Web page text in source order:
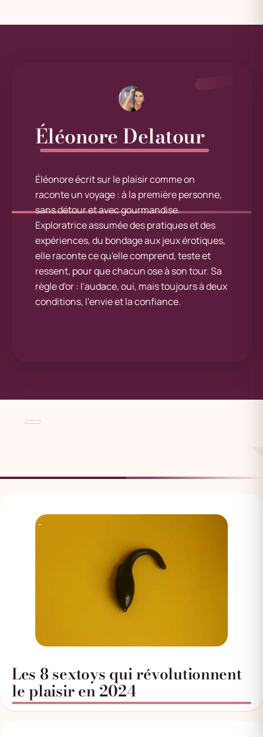
Éléonore Delatour
Éléonore écrit sur le plaisir comme on
raconte un voyage : à la première personne,
sans détour et avec gourmandise.
Exploratrice assumée des pratiques et des
expériences, du bondage aux jeux érotiques,
elle raconte ce qu'elle comprend, teste et
ressent, pour que chacun ose à son tour. Sa
règle d'or : l'audace, oui, mais toujours à deux
conditions, l'envie et la confiance.
Les 8 sextoys qui révolutionnent
le plaisir en 2024